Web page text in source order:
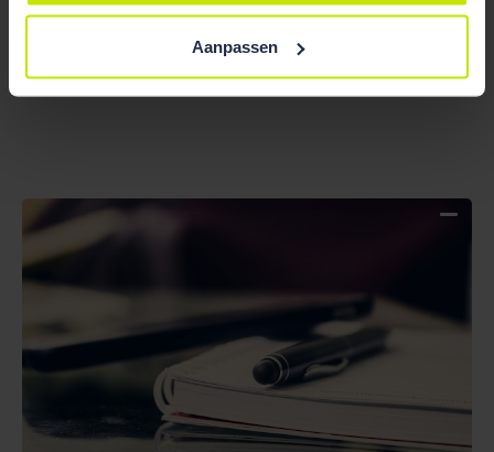
Aanpassen
Willem Van der Werf Jacques Sluysmans